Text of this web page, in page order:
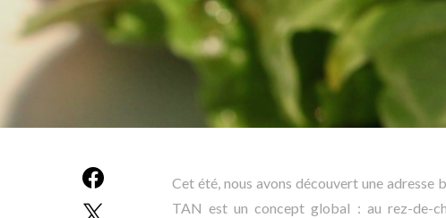
Cet été, nous avons découvert une
TAN est un concept global : au rez-de-